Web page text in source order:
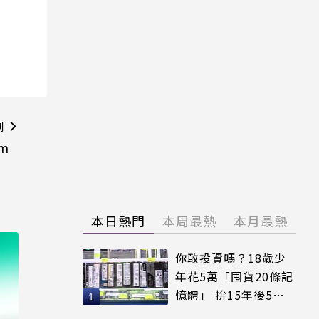
本日熱門
本周最熱 本月最熱
你敢投資嗎？18歲少
年花5萬「囤貨20條記
憶體」 拚15年後5倍